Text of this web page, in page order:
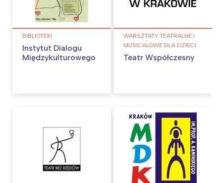
BIBLIOTEKI
Instytut Dialogu
Międzykulturowego
WARSZTATY TEATRALNE I
MUSICALOWE DLA DZIECI
Teatr Współczesny